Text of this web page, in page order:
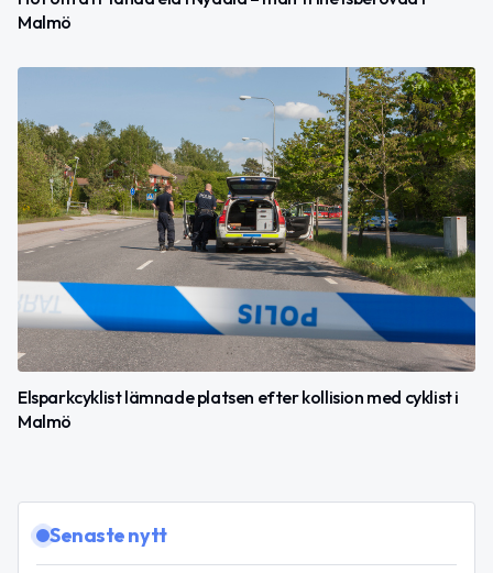
Malmö
Elsparkcyklist lämnade platsen efter kollision med cyklist i
Malmö
Senaste nytt